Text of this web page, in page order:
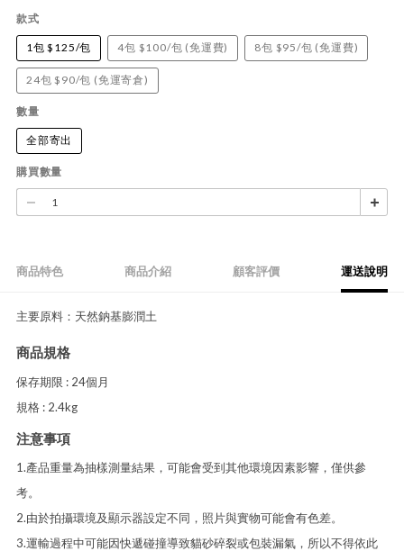
款式
1包 $125/包 4包 $100/包 (免運費) 8包 $95/包 (免運費)
24包 $90/包 (免運寄倉)
數量
全部寄出
購買數量
商品特色 商品介紹 顧客評價 運送說明
主要原料：天然鈉基膨潤土
商品規格
保存期限 : 24個月
規格 : 2.4kg
注意事項
1.產品重量為抽樣測量結果，可能會受到其他環境因素影響，僅供參
考。
2.由於拍攝環境及顯示器設定不同，照片與實物可能會有色差。
3.運輸過程中可能因快遞碰撞導致貓砂碎裂或包裝漏氣，所以不得依此